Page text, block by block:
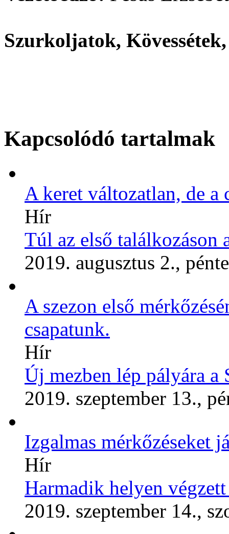
Szurkoljatok,
Kapcsolódó tartalmak
A keret változatlan, de a
Hír
Túl az első találkozáson
2019. augusztus 2.,
A szezon első
csapatunk.
Hír
Új mezben lép pályára a
2019. szeptember 13.,
Izgalmas mérkőzéseket
Hír
Harmadik helyen
2019. szeptember 14.,